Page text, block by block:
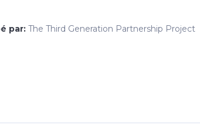
par: The Third Generation Partnership Project